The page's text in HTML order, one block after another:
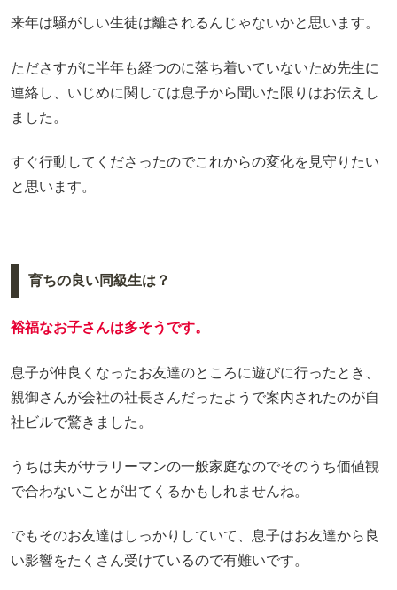
来年は騒がしい生徒は離されるんじゃないかと思います。
たださすがに半年も経つのに落ち着いていないため先生に
連絡し、いじめに関しては息子から聞いた限りはお伝えし
ました。
すぐ行動してくださったのでこれからの変化を見守りたい
と思います。
育ちの良い同級生は？
裕福なお子さんは多そうです。
息子が仲良くなったお友達のところに遊びに行ったとき、
親御さんが会社の社長さんだったようで案内されたのが自
社ビルで驚きました。
うちは夫がサラリーマンの一般家庭なのでそのうち価値観
で合わないことが出てくるかもしれませんね。
でもそのお友達はしっかりしていて、息子はお友達から良
い影響をたくさん受けているので有難いです。